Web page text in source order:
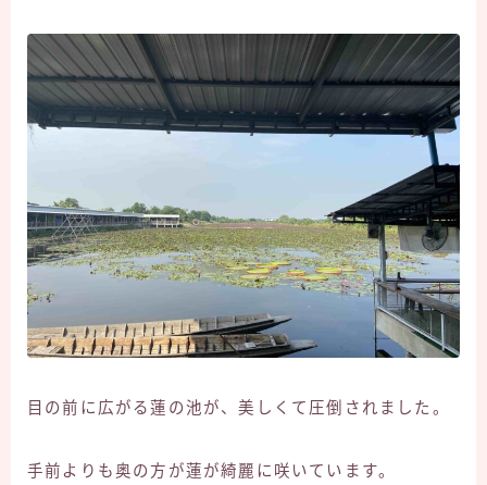
目の前に広がる蓮の池が、美しくて圧倒されました。
手前よりも奥の方が蓮が綺麗に咲いています。